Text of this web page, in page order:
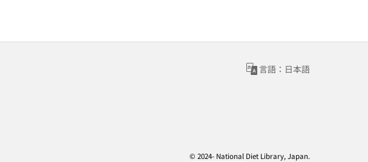
言語：日本語
© 2024- National Diet Library, Japan.